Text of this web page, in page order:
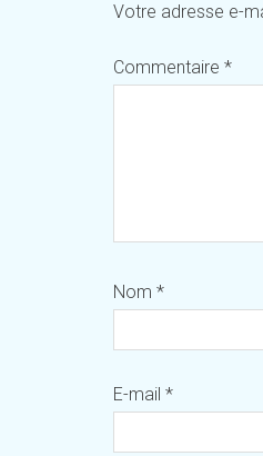
Votre adresse e-
Commentaire *
Nom *
E-mail *